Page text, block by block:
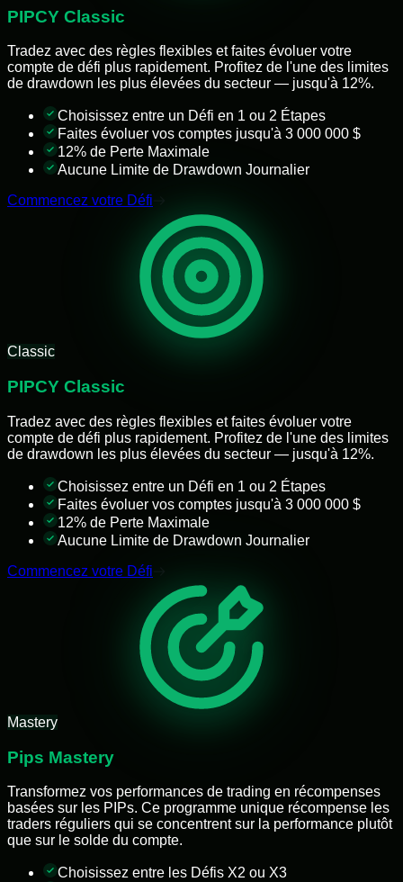
PIPCY Classic
Tradez avec des règles flexibles et faites évoluer votre
compte de défi plus rapidement. Profitez de l'une des limites
de drawdown les plus élevées du secteur — jusqu'à 12%.
Choisissez entre un Défi en 1 ou 2 Étapes
Faites évoluer vos comptes jusqu'à 3 000 000 $
12% de Perte Maximale
Aucune Limite de Drawdown Journalier
Commencez votre Défi
Classic
PIPCY Classic
Tradez avec des règles flexibles et faites évoluer votre
compte de défi plus rapidement. Profitez de l'une des limites
de drawdown les plus élevées du secteur — jusqu'à 12%.
Choisissez entre un Défi en 1 ou 2 Étapes
Faites évoluer vos comptes jusqu'à 3 000 000 $
12% de Perte Maximale
Aucune Limite de Drawdown Journalier
Commencez votre Défi
Mastery
Pips Mastery
Transformez vos performances de trading en récompenses
basées sur les PIPs. Ce programme unique récompense les
traders réguliers qui se concentrent sur la performance plutôt
que sur le solde du compte.
Choisissez entre les Défis X2 ou X3